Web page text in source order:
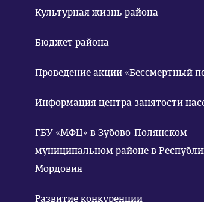
Культурная жизнь района
Бюджет района
Проведение акции «Бессмертный
Информация центра занятости
ГБУ «МФЦ» в Зубово-Полянском
муниципальном районе в
Мордовия
Развитие конкуренции